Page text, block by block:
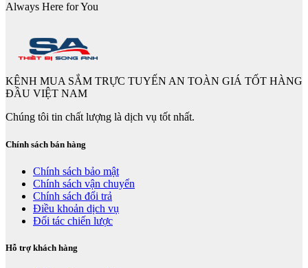
Always Here for You
KÊNH MUA SẮM TRỰC TUYẾN AN TOÀN GIÁ TỐT HÀNG
ĐẦU VIỆT NAM
Chúng tôi tin chất lượng là dịch vụ tốt nhất.
Chính sách bán hàng
Chính sách bảo mật
Chính sách vận chuyển
Chính sách đổi trả
Điều khoản dịch vụ
Đối tác chiến lược
Hỗ trợ khách hàng